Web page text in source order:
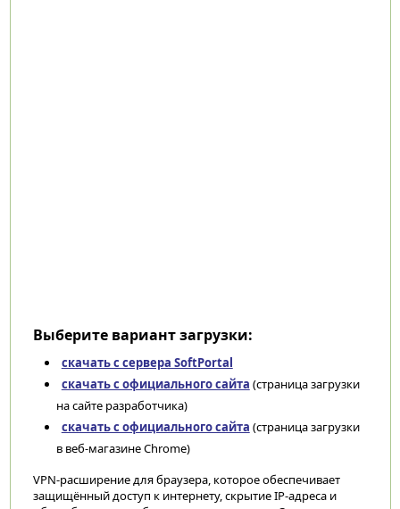
Выберите вариант загрузки:
скачать с сервера SoftPortal
скачать с официального сайта (страница загрузки
на сайте разработчика)
скачать с официального сайта (страница загрузки
в веб-магазине Chrome)
VPN-расширение для браузера, которое обеспечивает
защищённый доступ к интернету, скрытие IP-адреса и